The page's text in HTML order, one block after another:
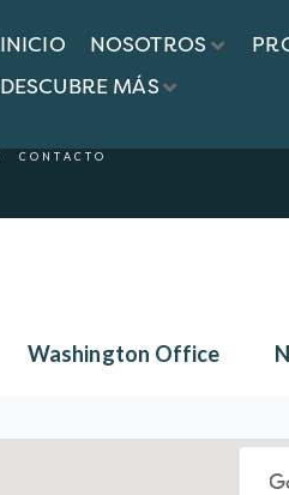
INICIO NOSOTROS
DESCUBRE MÁS
CONTACTO
Washington Office